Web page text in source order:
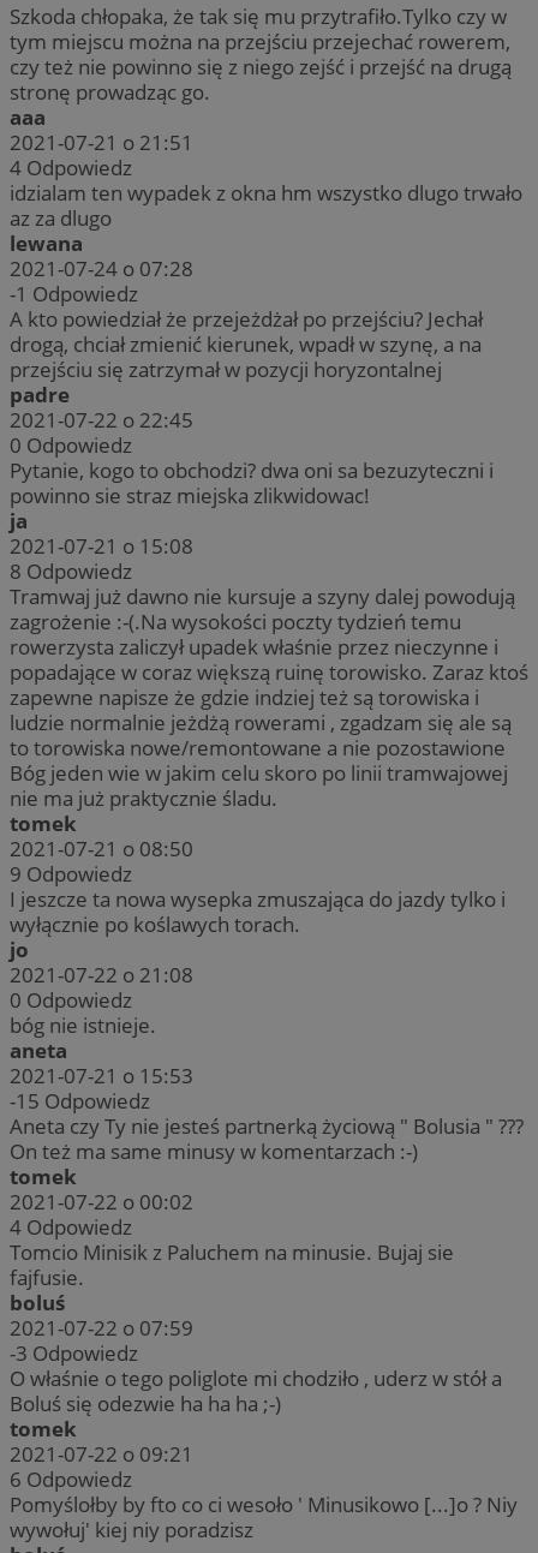
Szkoda chłopaka, że tak się mu przytrafiło.Tylko czy w
tym miejscu można na przejściu przejechać rowerem,
czy też nie powinno się z niego zejść i przejść na drugą
stronę prowadząc go.
aaa
2021-07-21 o 21:51
4 Odpowiedz
idzialam ten wypadek z okna hm wszystko dlugo trwało
az za dlugo
lewana
2021-07-24 o 07:28
-1 Odpowiedz
A kto powiedział że przejeżdżał po przejściu? Jechał
drogą, chciał zmienić kierunek, wpadł w szynę, a na
przejściu się zatrzymał w pozycji horyzontalnej
padre
2021-07-22 o 22:45
0 Odpowiedz
Pytanie, kogo to obchodzi? dwa oni sa bezuzyteczni i
powinno sie straz miejska zlikwidowac!
ja
2021-07-21 o 15:08
8 Odpowiedz
Tramwaj już dawno nie kursuje a szyny dalej powodują
zagrożenie :-(.Na wysokości poczty tydzień temu
rowerzysta zaliczył upadek właśnie przez nieczynne i
popadające w coraz większą ruinę torowisko. Zaraz ktoś
zapewne napisze że gdzie indziej też są torowiska i
ludzie normalnie jeżdżą rowerami , zgadzam się ale są
to torowiska nowe/remontowane a nie pozostawione
Bóg jeden wie w jakim celu skoro po linii tramwajowej
nie ma już praktycznie śladu.
tomek
2021-07-21 o 08:50
9 Odpowiedz
I jeszcze ta nowa wysepka zmuszająca do jazdy tylko i
wyłącznie po koślawych torach.
jo
2021-07-22 o 21:08
0 Odpowiedz
bóg nie istnieje.
aneta
2021-07-21 o 15:53
-15 Odpowiedz
Aneta czy Ty nie jesteś partnerką życiową " Bolusia " ???
On też ma same minusy w komentarzach :-)
tomek
2021-07-22 o 00:02
4 Odpowiedz
Tomcio Minisik z Paluchem na minusie. Bujaj sie
fajfusie.
boluś
2021-07-22 o 07:59
-3 Odpowiedz
O właśnie o tego poliglote mi chodziło , uderz w stół a
Boluś się odezwie ha ha ha ;-)
tomek
2021-07-22 o 09:21
6 Odpowiedz
Pomyślołby by fto co ci wesoło ' Minusikowo [...]o ? Niy
wywołuj' kiej niy poradzisz